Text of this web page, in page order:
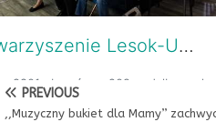
PREVIOUS
,,Muzyczny bukiet dla Mamy’’